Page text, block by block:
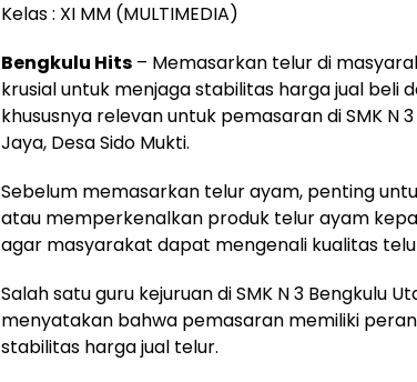
Kelas : XI MM (MULTIMEDIA)
Bengkulu Hits – Memasarkan telur di
krusial untuk menjaga stabilitas harga jual beli
khususnya relevan untuk pemasaran di SMK N
Jaya, Desa Sido Mukti.
Sebelum memasarkan telur ayam, penting
atau memperkenalkan produk telur ayam
agar masyarakat dapat mengenali kualitas
Salah satu guru kejuruan di SMK N 3 Bengkulu
menyatakan bahwa pemasaran memiliki
stabilitas harga jual telur.